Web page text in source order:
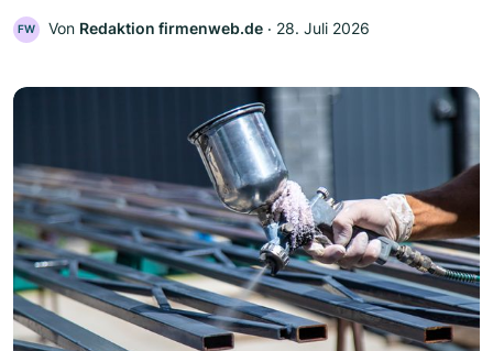
FW Von Redaktion firmenweb.de ‧ 28. Juli 2026